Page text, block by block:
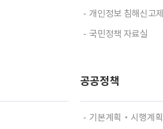
개인정보 침해신고
국민정책 자료실
공공정책
기본계획‧시행계획